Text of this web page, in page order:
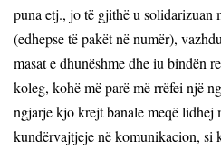
puna etj., jo të gjithë u solidarizuan
(edhepse të pakët në numër),
masat e dhunëshme dhe iu bindën
koleg, kohë më parë më rrëfei një
ngjarje kjo krejt banale meqë lidhej
kundërvajtjeje në komunikacion, si